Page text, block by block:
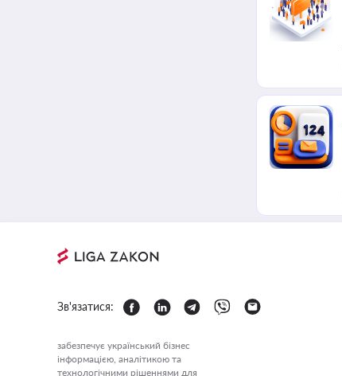
Зв'язатися:
забезпечує український бізнес
інформацією, аналітикою та
технологічними рішеннями для